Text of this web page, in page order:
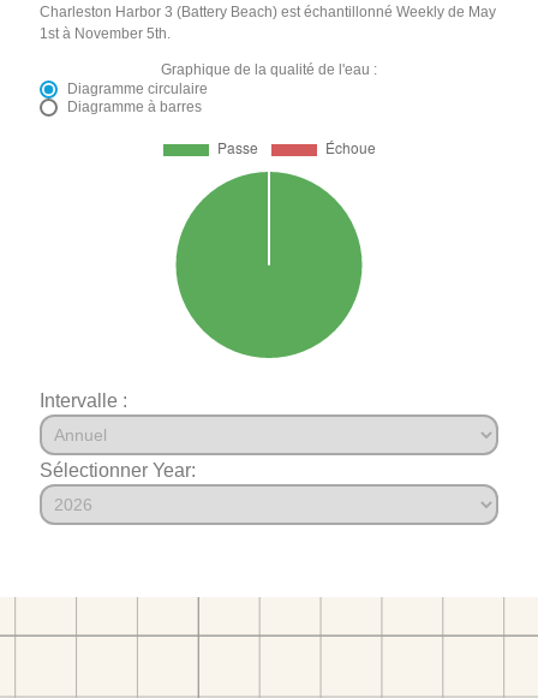
Charleston Harbor 3 (Battery Beach) est échantillonné Weekly de May
1st à November 5th.
Graphique de la qualité de l'eau :
Diagramme circulaire
Diagramme à barres
Intervalle :
Sélectionner Year: